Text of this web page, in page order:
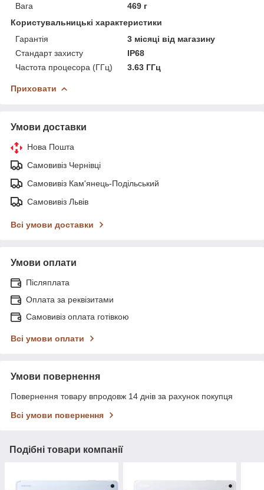
Вага
469 г
Користувальницькі характеристики
Гарантія
3 місяці від магазину
Стандарт захисту
IP68
Частота процесора (ГГц)
3.63 ГГц
Приховати
Умови доставки
Нова Пошта
Самовивіз Чернівці
Самовивіз Кам'янець-Подільський
Самовивіз Львів
Всі умови доставки
Умови оплати
Післяплата
Оплата за реквізитами
Самовивіз оплата готівкою
Всі умови оплати
Умови повернення
Повернення товару впродовж 14 днів за рахунок покупця
Всі умови повернення
Подібні товари компанії